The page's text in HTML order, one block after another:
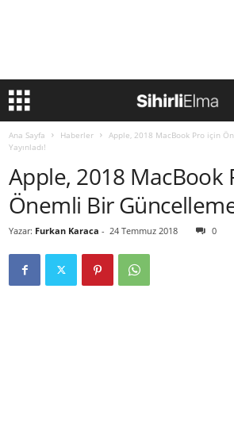
Ana Sayfa Haberler
Apple, 2018 MacBook Pro için
Yayınladı!
Apple, 2018 MacBook
Önemli Bir Güncelleme
Yazar: Furkan Karaca - 24 Temmuz 2018 0